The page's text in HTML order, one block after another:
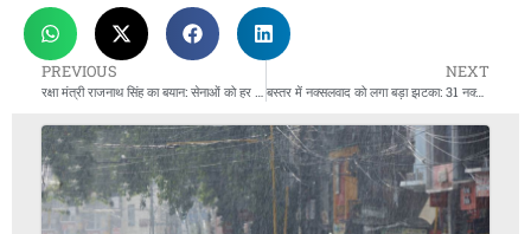
PREVIOUS NEXT
बस्तर में नक्सलवाद को लगा बड़ा झटका: 31 नक्सलियों ने किया आत्मसमर्पण